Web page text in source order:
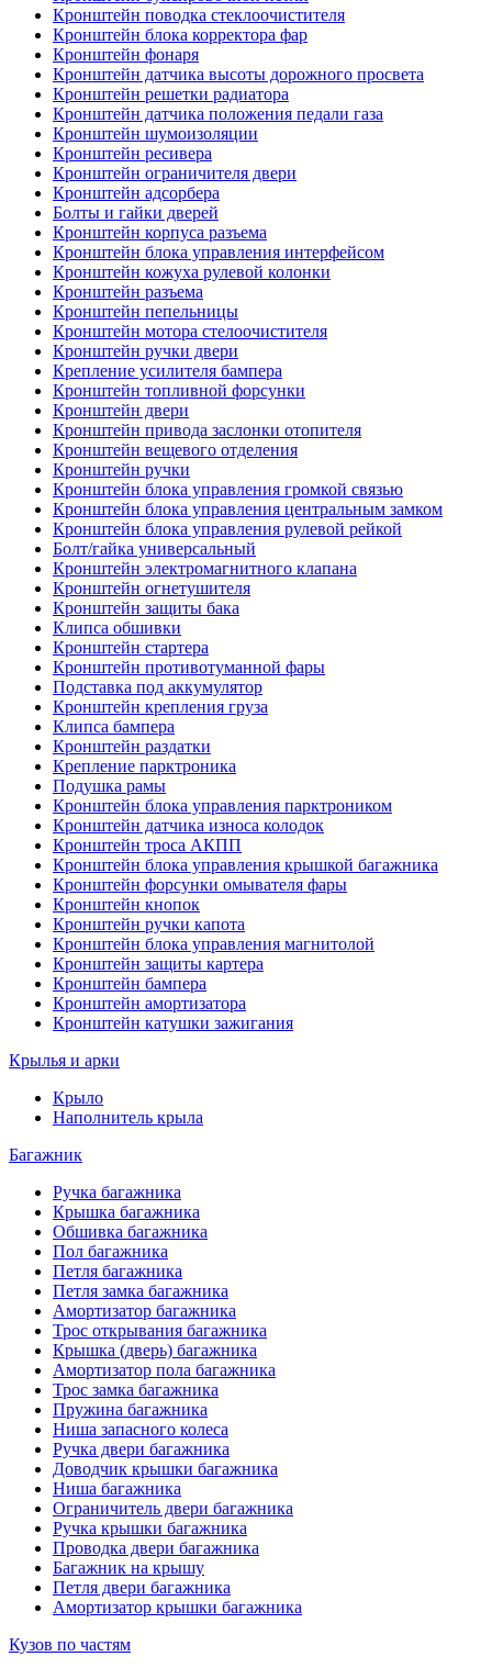
Кронштейн поводка стеклоочистителя
Кронштейн блока корректора фар
Кронштейн фонаря
Кронштейн датчика высоты дорожного просвета
Кронштейн решетки радиатора
Кронштейн датчика положения педали газа
Кронштейн шумоизоляции
Кронштейн ресивера
Кронштейн ограничителя двери
Кронштейн адсорбера
Болты и гайки дверей
Кронштейн корпуса разъема
Кронштейн блока управления интерфейсом
Кронштейн кожуха рулевой колонки
Кронштейн разъема
Кронштейн пепельницы
Кронштейн мотора стелоочистителя
Кронштейн ручки двери
Крепление усилителя бампера
Кронштейн топливной форсунки
Кронштейн двери
Кронштейн привода заслонки отопителя
Кронштейн вещевого отделения
Кронштейн ручки
Кронштейн блока управления громкой связью
Кронштейн блока управления центральным замком
Кронштейн блока управления рулевой рейкой
Болт/гайка универсальный
Кронштейн электромагнитного клапана
Кронштейн огнетушителя
Кронштейн защиты бака
Клипса обшивки
Кронштейн стартера
Кронштейн противотуманной фары
Подставка под аккумулятор
Кронштейн крепления груза
Клипса бампера
Кронштейн раздатки
Крепление парктроника
Подушка рамы
Кронштейн блока управления парктроником
Кронштейн датчика износа колодок
Кронштейн троса АКПП
Кронштейн блока управления крышкой багажника
Кронштейн форсунки омывателя фары
Кронштейн кнопок
Кронштейн ручки капота
Кронштейн блока управления магнитолой
Кронштейн защиты картера
Кронштейн бампера
Кронштейн амортизатора
Кронштейн катушки зажигания
Крылья и арки
Крыло
Наполнитель крыла
Багажник
Ручка багажника
Крышка багажника
Обшивка багажника
Пол багажника
Петля багажника
Петля замка багажника
Амортизатор багажника
Трос открывания багажника
Крышка (дверь) багажника
Амортизатор пола багажника
Трос замка багажника
Пружина багажника
Ниша запасного колеса
Ручка двери багажника
Доводчик крышки багажника
Ниша багажника
Ограничитель двери багажника
Ручка крышки багажника
Проводка двери багажника
Багажник на крышу
Петля двери багажника
Амортизатор крышки багажника
Кузов по частям